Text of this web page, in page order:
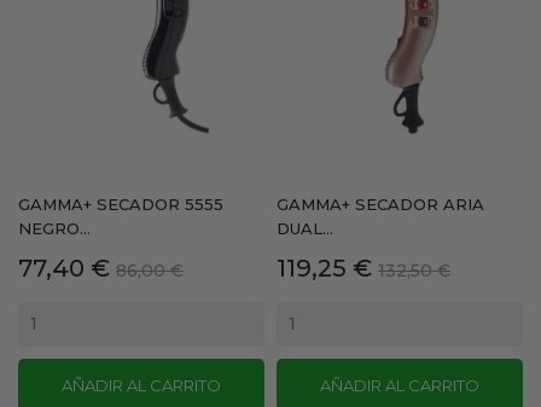
GAMMA+ SECADOR 5555
NEGRO...
Precio
77,40 € Precio
86,00 €
AÑADIR AL CARRITO
GAMMA+ SECADOR ARIA
DUAL...
Precio
119,25 € Precio
132,50 €
AÑADIR AL CARRITO